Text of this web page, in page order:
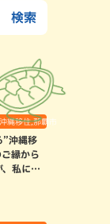
縄移住,那覇市
”沖縄移
縁から
、私にと